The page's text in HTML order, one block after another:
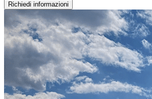
Richiedi informazioni